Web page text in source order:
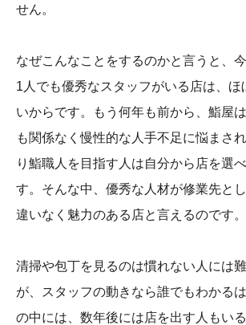
せん。
なぜこんなことをするのかと言うと、
1人でも優秀なスタッフがいる店は、ほ
いからです。もう何年も前から、鮨屋
も関係なく慢性的な人手不足に悩まさ
り鮨職人を目指す人は自分から店を選
す。そんな中、優秀な人材が修業先と
違いなく魅力のある店と言えるのです。
清掃や包丁を見るのは慣れない人には
が、スタッフの動きなら誰でもわかる
の中には、数年後には店を出す人もい